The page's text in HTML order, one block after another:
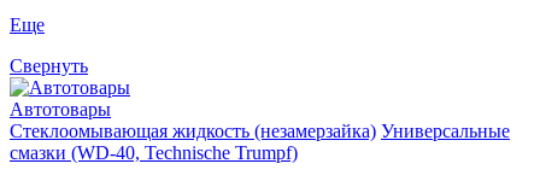
Еще
Свернуть
Автотовары
Стеклоомывающая жидкость (незамерзайка) Универсальные
смазки (WD-40, Technische Trumpf)